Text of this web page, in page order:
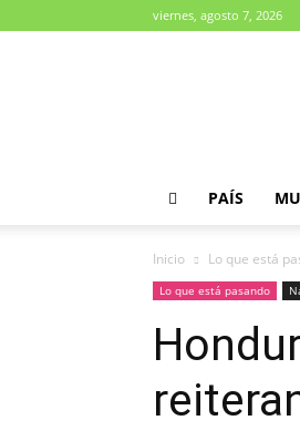
viernes, agosto 7, 2026
PAÍS
Inicio Lo que está
Lo que está pasando